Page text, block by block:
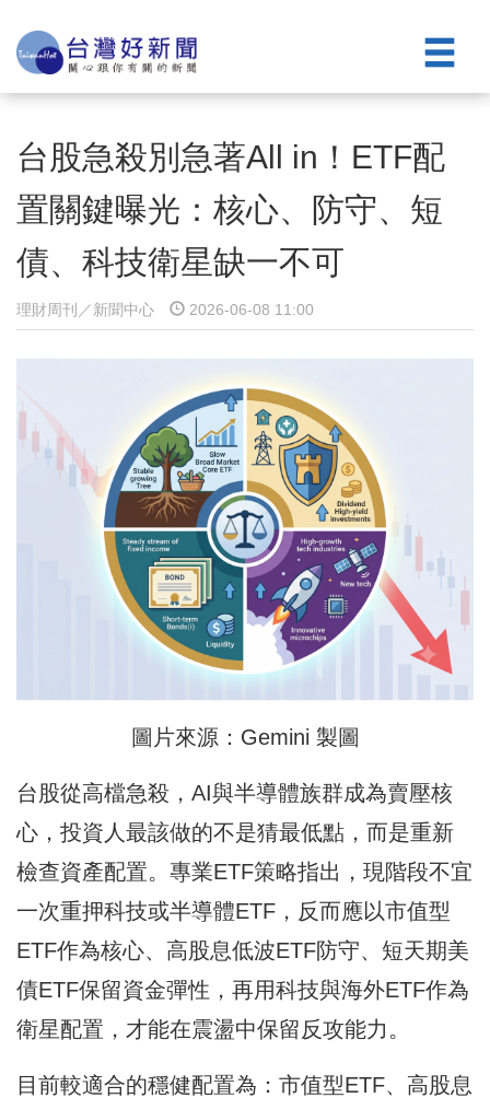
台股急殺別急著All in！ETF配
置關鍵曝光：核心、防守、短
債、科技衛星缺一不可
理財周刊／新聞中心 2026-06-08 11:00
圖片來源：Gemini 製圖
台股從高檔急殺，AI與半導體族群成為賣壓核
心，投資人最該做的不是猜最低點，而是重新
檢查資產配置。專業ETF策略指出，現階段不宜
一次重押科技或半導體ETF，反而應以市值型
ETF作為核心、高股息低波ETF防守、短天期美
債ETF保留資金彈性，再用科技與海外ETF作為
衛星配置，才能在震盪中保留反攻能力。
目前較適合的穩健配置為：市值型ETF、高股息